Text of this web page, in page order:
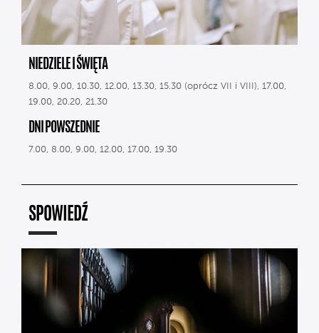
NIEDZIELE I ŚWIĘTA
8.00, 9.00, 10.30, 12.00, 13.30, 15.30 (oprócz VII i VIII), 17.00,
19.00, 20.20, 21.30
DNI POWSZEDNIE
7.00, 8.00, 9.00, 12.00, 17.00, 19.30
SPOWIEDŹ